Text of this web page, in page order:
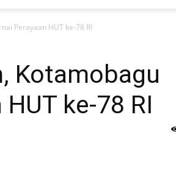
Perayaan HUT ke-78 RI
Kotamobagu
ke-78 RI